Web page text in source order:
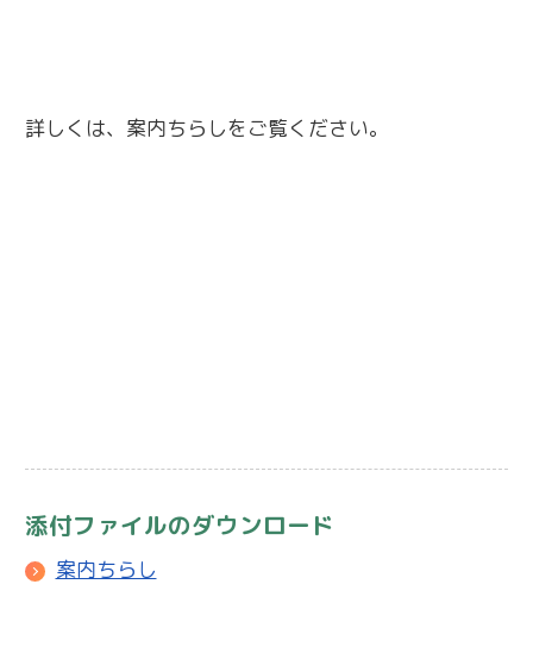
詳しくは、案内ちらしをご覧ください。
添付ファイルのダウンロード
案内ちらし